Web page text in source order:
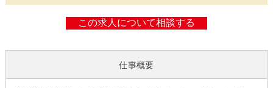
仕事概要